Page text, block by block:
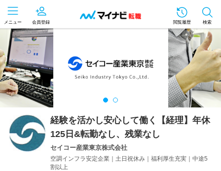
メニュー 会員登録 閲覧履歴 検索
経験を活かし安心して働く【経理】年休
125日&転勤なし、残業なし
セイコー産業東京株式会社
空調インフラ安定企業｜土日祝休み｜福利厚生充実｜中途5
割以上